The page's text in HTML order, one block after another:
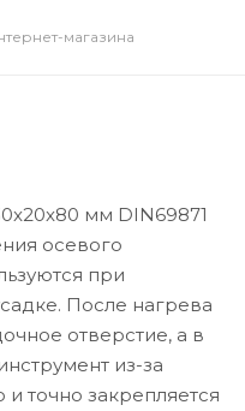
магазина
мм DIN69871
осевого
при
После нагрева
отверстие, а в
из-за
точно закрепляется